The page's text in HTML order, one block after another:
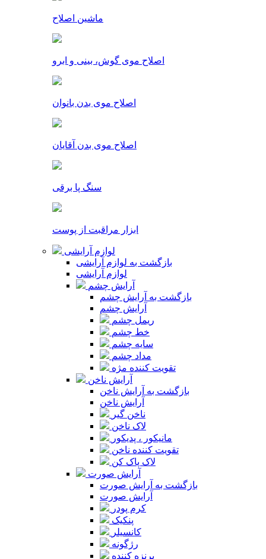
ماشین اصلاح
اصلاح موی گوش، بینی و ابرو
اصلاح موی بدن بانوان
اصلاح موی بدن آقایان
سنگ پا برقی
ابزار مراقبت از پوست
لوازم آرایشی
بازگشت به لوازم آرایشی
لوازم آرایشی
آرایش چشم
بازگشت به آرایش چشم
آرایش چشم
ریمل چشم
خط چشم
سایه چشم
مداد چشم
تقویت کننده مژه
آرایش ناخن
بازگشت به آرایش ناخن
آرایش ناخن
ناخن گیر
لاک ناخن
مانیکور ، پدیکور
تقویت کننده ناخن
لاک پاک کن
آرایش صورت
بازگشت به آرایش صورت
آرایش صورت
کرم پودر
پنکیک
کانسیلر
رژگونه
برنزه کننده